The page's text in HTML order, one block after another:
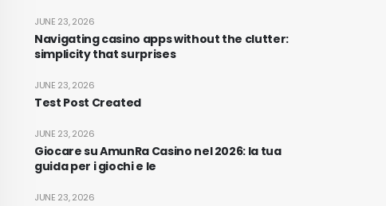
Navigating casino apps without the clutter:
simplicity that surprises
JUNE 23, 2026
Test Post Created
JUNE 23, 2026
Giocare su AmunRa Casino nel 2026: la tua
guida per i giochi e le
JUNE 23, 2026
JUNE 23, 2026